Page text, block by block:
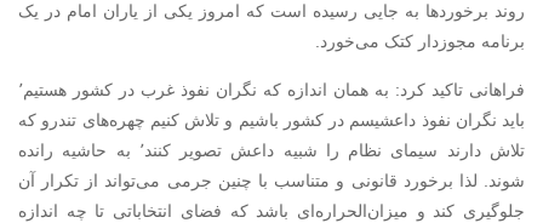
روند برخورد‌ها به جایی رسیده است که امروز یکی از یاران امام در یک
برنامه مجوزدار کتک می‌خورد.
فراهانی تاکید کرد: به‌‌ همان اندازه که نگران نفوذ غرب در کشور هستیم٬
باید نگران نفوذ داعشیسم در کشور باشیم و تلاش کنیم چهره‌های تندرو که
تلاش دارند سیمای نظام را شبیه داعش تصویر کنند٬ به حاشیه رانده
شوند. لذا برخورد قانونی و متناسب با چنین جرمی می‌تواند از تکرار آن
جلوگیری کند و میزان‌الحراره‌ای باشد که فضای انتخاباتی تا چه اندازه